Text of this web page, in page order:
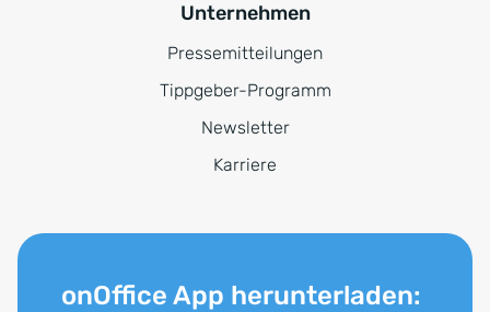
Unternehmen
Pressemitteilungen
Tippgeber-Programm
Newsletter
Karriere
onOffice App herunterladen: